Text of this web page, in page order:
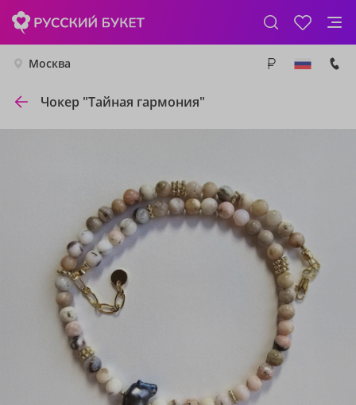
Москва
Чокер "Тайная гармония"